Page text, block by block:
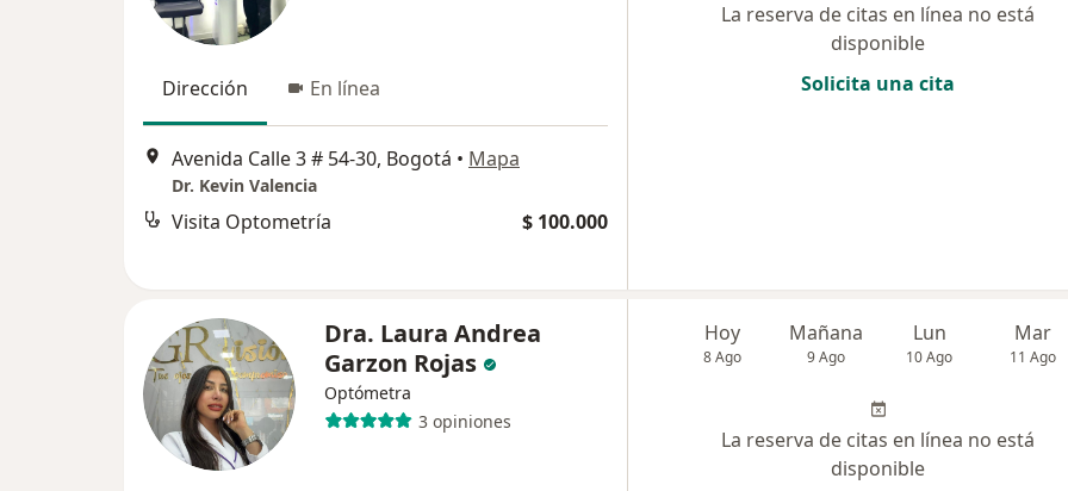
Dirección En línea
Avenida Calle 3 # 54-30, Bogotá • Mapa
Dr. Kevin Valencia
Visita Optometría $ 100.000
La reserva de citas en línea no está
disponible
Solicita una cita
Dra. Laura Andrea
Garzon Rojas
Optómetra
3 opiniones
Hoy
8 Ago
Mañana
9 Ago
Lun
10 Ago
Mar
11 Ago
La reserva de citas en línea no está
disponible